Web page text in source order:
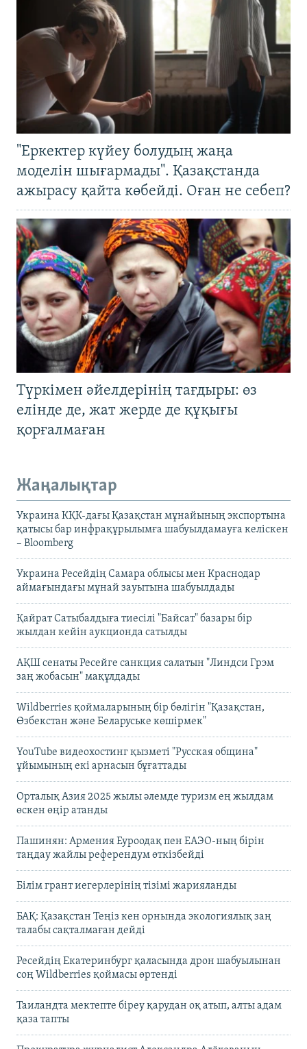
"Еркектер күйеу болудың жаңа
моделін шығармады". Қазақстанда
ажырасу қайта көбейді. Оған не себеп?
Түркімен әйелдерінің тағдыры: өз
елінде де, жат жерде де құқығы
қорғалмаған
Жаңалықтар
Украина КҚК-дағы Қазақстан мұнайының экспортына
қатысы бар инфрақұрылымға шабуылдамауға келіскен
– Bloomberg
Украина Ресейдің Самара облысы мен Краснодар
аймағындағы мұнай зауытына шабуылдады
Қайрат Сатыбалдыға тиесілі "Байсат" базары бір
жылдан кейін аукционда сатылды
АҚШ сенаты Ресейге санкция салатын "Линдси Грэм
заң жобасын" мақұлдады
Wildberries қоймаларының бір бөлігін "Қазақстан,
Өзбекстан және Беларуське көшірмек"
YouTube видеохостинг қызметі "Русская община"
ұйымының екі арнасын бұғаттады
Орталық Азия 2025 жылы әлемде туризм ең жылдам
өскен өңір атанды
Пашинян: Армения Еуроодақ пен ЕАЭО-ның бірін
таңдау жайлы референдум өткізбейді
Білім грант иегерлерінің тізімі жарияланды
БАҚ: Қазақстан Теңіз кен орнында экологиялық заң
талабы сақталмаған дейді
Ресейдің Екатеринбург қаласында дрон шабуылынан
соң Wildberries қоймасы өртенді
Таиландта мектепте біреу қарудан оқ атып, алты адам
қаза тапты